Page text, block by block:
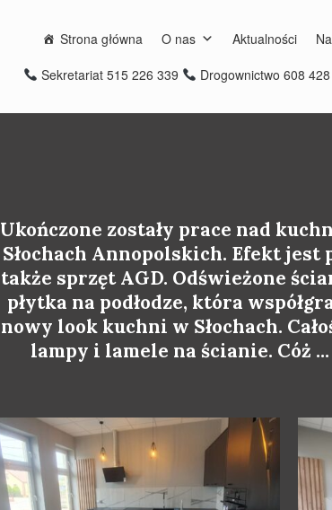
Strona główna O nas Aktualności
Sekretariat 515 226 339
Drogownictwo 608
Ukończone zostały prace nad
Słochach Annopolskich. Efekt jest
także sprzęt AGD. Odświeżone
płytka na podłodze, która
nowy look kuchni w Słochach.
lampy i lamele na ścianie. Cóż